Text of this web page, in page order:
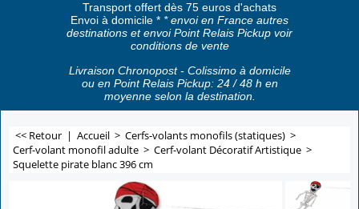
Transport offert dès 75 euros d'achats
Envoi à domicile * * envoi en France autres
destinations et envoi Point Relais Pickup voir
conditions de vente
Livraison Chronopost - Colissimo à domicile
ou en Point Relais Pickup: 24 / 48 h en
moyenne selon la destination.
<< Retour | Accueil > Cerfs-volants monofils (statiques) >
Cerf-volant monofil adulte > Cerf-volant Décoratif Artistique >
Squelette pirate blanc 396 cm